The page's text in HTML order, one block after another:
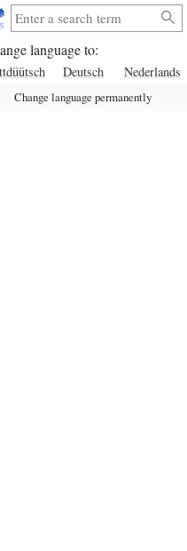
language to:
Deutsch Nederlands
Change language permanently